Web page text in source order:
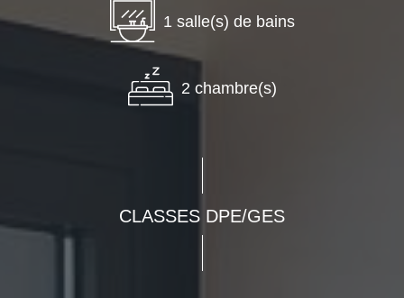
1 salle(s) de bains
2 chambre(s)
CLASSES DPE/GES